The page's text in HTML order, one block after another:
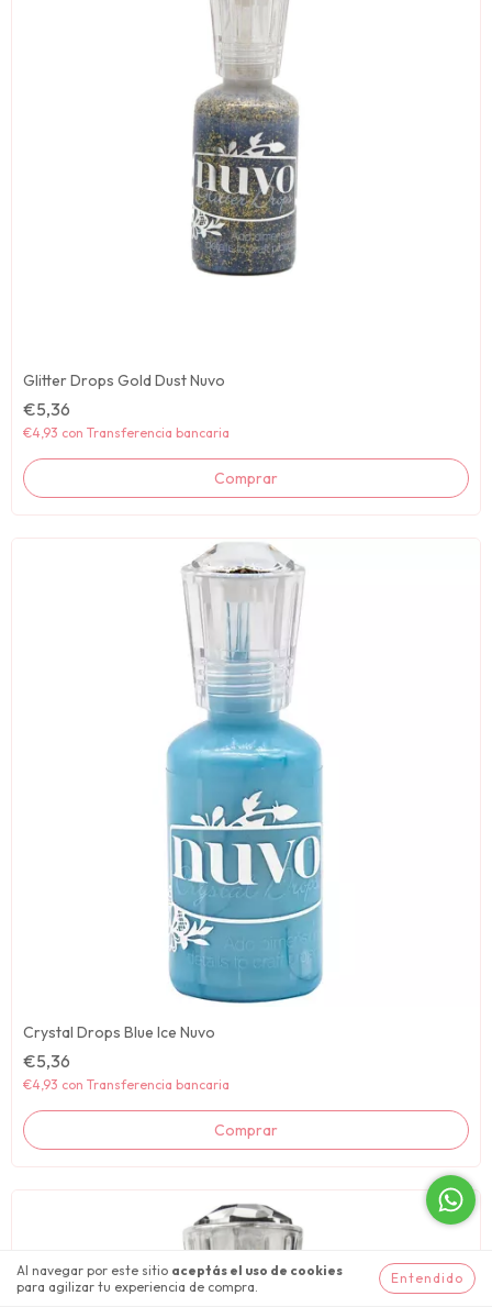
Al navegar por este sitio aceptás el uso de cookies
para agilizar tu experiencia de compra.
Entendido
Glitter Drops Gold Dust Nuvo
€5,36
€4,93 con Transferencia bancaria
Crystal Drops Blue Ice Nuvo
€5,36
€4,93 con Transferencia bancaria